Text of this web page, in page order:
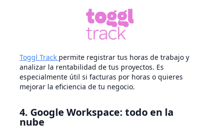
Toggl Track permite registrar tus horas de trabajo y
analizar la rentabilidad de tus proyectos. Es
especialmente útil si facturas por horas o quieres
mejorar la eficiencia de tu negocio.
4. Google Workspace: todo en la
nube